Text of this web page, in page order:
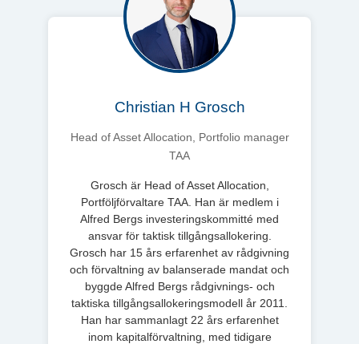
Christian H Grosch
Head of Asset Allocation, Portfolio manager
TAA
Grosch är Head of Asset Allocation,
Portföljförvaltare TAA. Han är medlem i
Alfred Bergs investeringskommitté med
ansvar för taktisk tillgångsallokering.
Grosch har 15 års erfarenhet av rådgivning
och förvaltning av balanserade mandat och
byggde Alfred Bergs rådgivnings- och
taktiska tillgångsallokeringsmodell år 2011.
Han har sammanlagt 22 års erfarenhet
inom kapitalförvaltning, med tidigare